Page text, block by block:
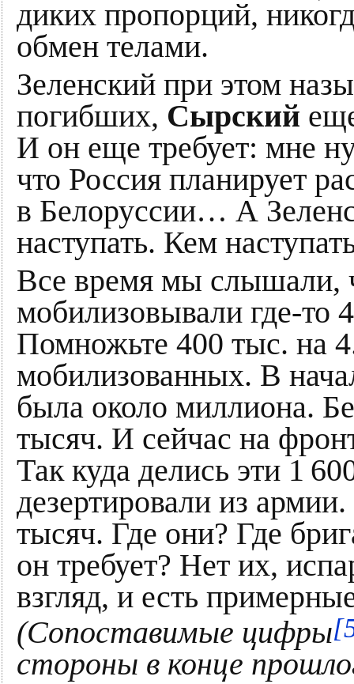
диких пропорций,
обмен телами.
Зеленский при этом
погибших, Сырский
И он еще требует: мне
что Россия планирует
в Белоруссии… А
наступать. Кем
Все время мы слышали,
мобилизовывали где-то
Помножьте 400 тыс. на
мобилизованных. В
была около миллиона.
тысяч. И сейчас на
Так куда делись эти 1
дезертировали из
тысяч. Где они? Где
он требует? Нет их,
взгляд, и есть
(Сопоставимые цифры
стороны в конце